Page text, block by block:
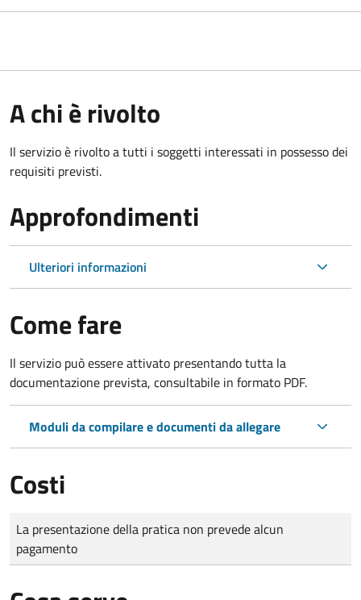
A chi è rivolto
Il servizio è rivolto a tutti i soggetti interessati in possesso dei
requisiti previsti.
Approfondimenti
Ulteriori informazioni
Come fare
Il servizio può essere attivato presentando tutta la
documentazione prevista, consultabile in formato PDF.
Moduli da compilare e documenti da allegare
Costi
Tipo di pagamento
Importo
La presentazione della pratica non prevede alcun
pagamento